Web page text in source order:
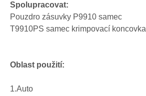
Spolupracovat:
Pouzdro zásuvky P9910 samec
T9910PS samec krimpovací koncovka
Oblast použití:
1.Auto